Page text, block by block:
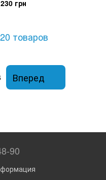
230 грн
товаров
Вперед
90